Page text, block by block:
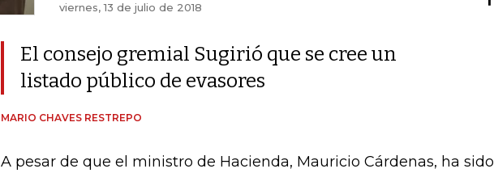
viernes, 13 de julio de 2018
El consejo gremial Sugirió que se cree un
listado público de evasores
MARIO CHAVES RESTREPO
A pesar de que el ministro de Hacienda, Mauricio Cárdenas, ha sido